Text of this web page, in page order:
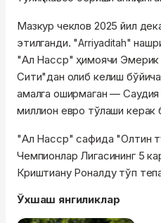
Мазкур чеклов 2025 йил
этилганди. "Arriyaditah"
"Ал Насср" ҳимоячи
Сити"дан олиб келиш
амалга оширмаган —
миллион евро тўлаши керак
"Ал Насср" сафида "Олтин
Чемпионлар Лигасининг 5
Криштиану Роналду тўп
Ўхшаш янгиликлар